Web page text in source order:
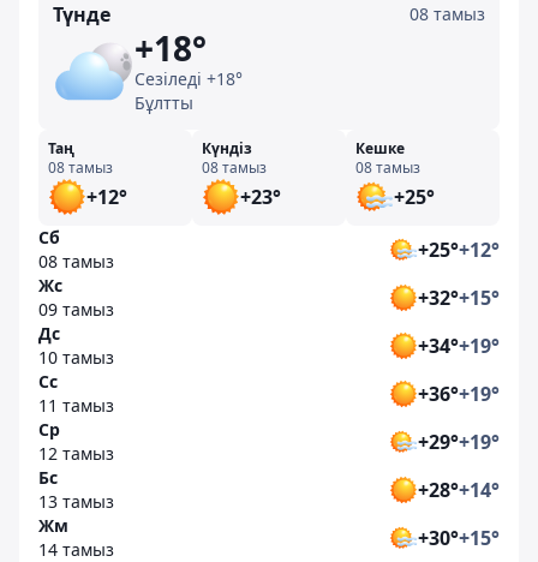
Түнде 08 тамыз
+18°
Сезіледі +18°
Бұлтты
Таң
08 тамыз
+12°
Күндіз
08 тамыз
+23°
Кешке
08 тамыз
+25°
Сб
08 тамыз
+25°+12°
Жс
09 тамыз
+32°+15°
Дс
10 тамыз
+34°+19°
Сс
11 тамыз
+36°+19°
Ср
12 тамыз
+29°+19°
Бс
13 тамыз
+28°+14°
Жм
14 тамыз
+30°+15°